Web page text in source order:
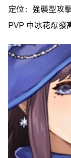
定位：強襲型攻
PVP 中冰花爆發